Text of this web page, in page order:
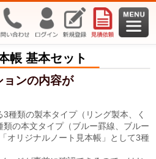
帳 基本セット
ンの内容が
種類の製本タイプ（リング製本、く
の本文タイプ（ブルー罫線、ブルー
オリジナルノート見本帳」として3種